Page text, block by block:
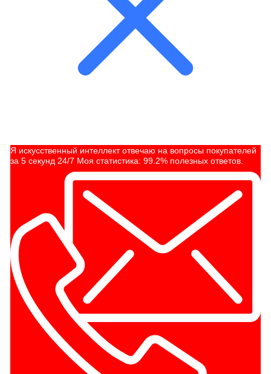
Я искусственный интеллект отвечаю на вопросы покупателей
за 5 секунд 24/7 Моя статистика: 99.2% полезных ответов.